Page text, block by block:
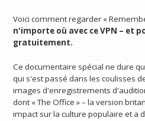
Voici comment regarder «
n'importe où avec ce VPN – et
gratuitement.
Ce documentaire spécial ne dure
qui s'est passé dans les coulisses
images d'enregistrements
dont « The Office » – la version
impact sur la culture populaire et a